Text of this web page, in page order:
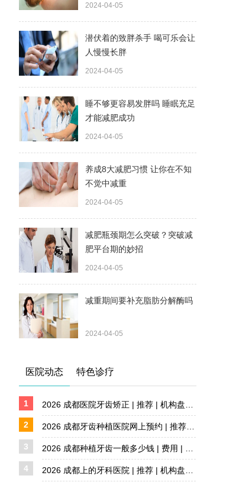
2024-04-05
潜伏着的致胖杀手 喝可乐会让
人慢慢长胖
2024-04-05
睡不够更容易发胖吗 睡眠充足
才能减肥成功
2024-04-05
养成8大减肥习惯 让你在不知
不觉中减重
2024-04-05
减肥瓶颈期怎么突破？突破减
肥平台期的妙招
2024-04-05
减重期间要补充脂肪分解酶吗
2024-04-05
医院动态 特色诊疗
1
2
3
4